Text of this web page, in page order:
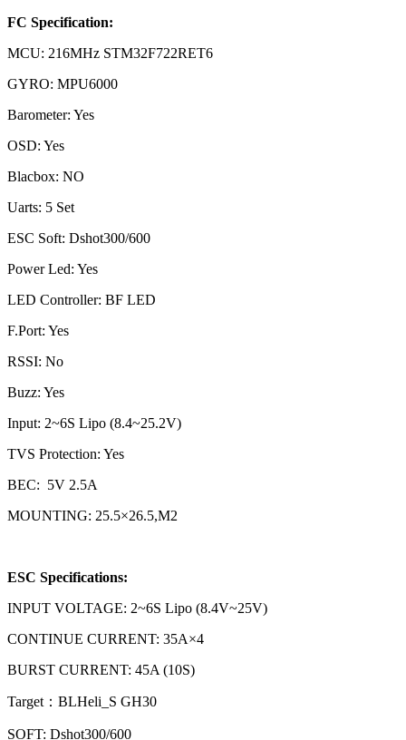
FC Specification:
MCU: 216MHz STM32F722RET6
GYRO: MPU6000
Barometer: Yes
OSD: Yes
Blacbox: NO
Uarts: 5 Set
ESC Soft: Dshot300/600
Power Led: Yes
LED Controller: BF LED
F.Port: Yes
RSSI: No
Buzz: Yes
Input: 2~6S Lipo (8.4~25.2V)
TVS Protection: Yes
BEC: 5V 2.5A
MOUNTING: 25.5×26.5,M2
ESC Specifications:
INPUT VOLTAGE: 2~6S Lipo (8.4V~25V)
CONTINUE CURRENT: 35A×4
BURST CURRENT: 45A (10S)
Target：BLHeli_S GH30
SOFT: Dshot300/600